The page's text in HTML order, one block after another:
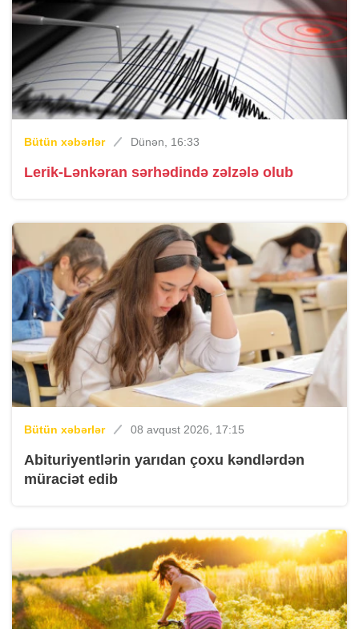
Bütün xəbərlər Dünən, 16:33
Lerik-Lənkəran sərhədində zəlzələ olub
Bütün xəbərlər 08 avqust 2026, 17:15
Abituriyentlərin yarıdan çoxu kəndlərdən
müraciət edib